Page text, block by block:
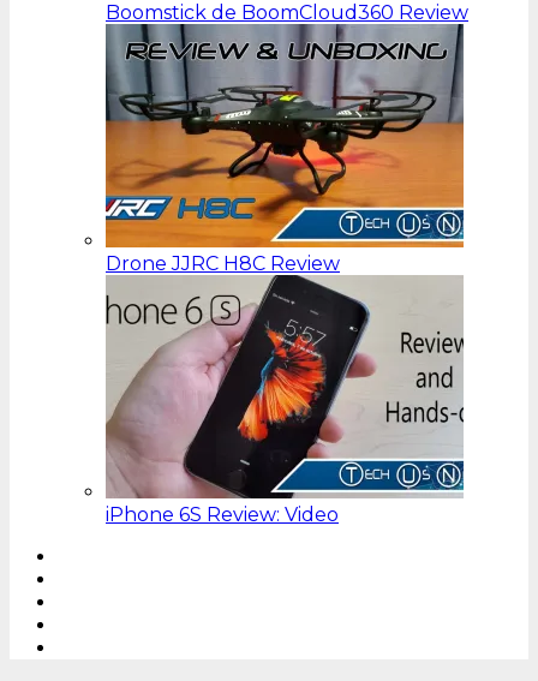
Boomstick de BoomCloud360 Review
Drone JJRC H8C Review
iPhone 6S Review: Video